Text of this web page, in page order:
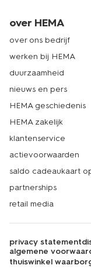
over HEMA
over ons bedrijf
werken bij HEMA
duurzaamheid
nieuws en pers
HEMA geschiedenis
HEMA zakelijk
klantenservice
actievoorwaarden
saldo cadeaukaart
partnerships
retail media
privacy statement
algemene
thuiswinkel